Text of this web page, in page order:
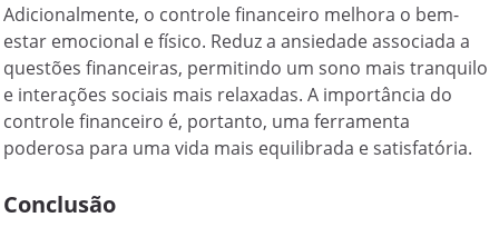
Adicionalmente, o controle financeiro melhora o bem-
estar emocional e físico. Reduz a ansiedade associada a
questões financeiras, permitindo um sono mais tranquilo
e interações sociais mais relaxadas. A importância do
controle financeiro é, portanto, uma ferramenta
poderosa para uma vida mais equilibrada e satisfatória.
Conclusão